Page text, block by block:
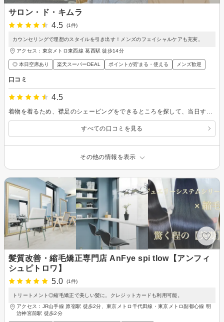
サロン・ド・キムラ
4.5
(1件)
カウンセリングで理想のスタイルを引き出す！メンズのフェイシャルケアも充実。
アクセス：東京メトロ東西線 葛西駅 徒歩14分
◎ 本日空席あり 楽天スーパーDEAL ポイントが貯まる・使える メンズ歓迎
口コミ
4.5
すべての口コミを見る
その他の情報を表示
髪質改善・縮毛矯正専門店 AnFye spi tlow【アンフィ
シュピトロワ】
5.0
(1件)
トリートメント◎縮毛矯正で美しい髪に。クレジットカードも利用可能。
アクセス：JR山手線 原宿駅 徒歩2分、東京メトロ千代田線・東京メトロ副都心線 明
治神宮前駅 徒歩2分